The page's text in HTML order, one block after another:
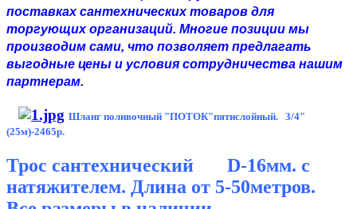
поставках сантехнических товаров для
торгующих организаций. Многие позиции мы
производим сами, что позволяет предлагать
выгодные цены и условия сотрудничества нашим
партнерам.
Шланг поливочный "ПОТОК"пятислойный. 3/4"
(25м)-2465р.
Трос сантехнический D-16мм. с
натяжителем. Длина от 5-50метров.